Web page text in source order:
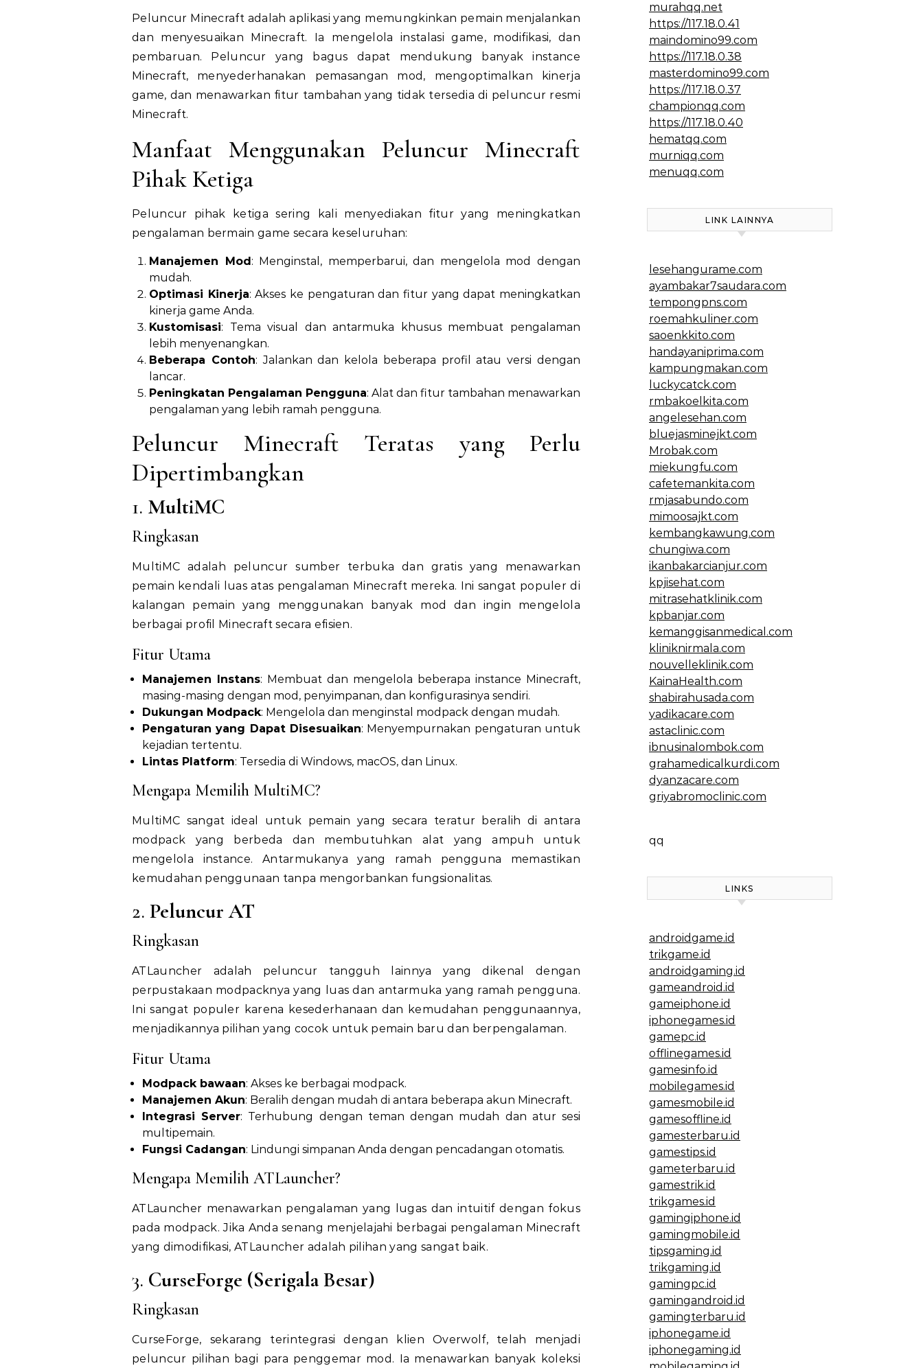
Peluncur Minecraft adalah aplikasi yang memungkinkan pemain menjalankan
dan menyesuaikan Minecraft. Ia mengelola instalasi game, modifikasi, dan
pembaruan. Peluncur yang bagus dapat mendukung banyak instance
Minecraft, menyederhanakan pemasangan mod, mengoptimalkan kinerja
game, dan menawarkan fitur tambahan yang tidak tersedia di peluncur resmi
Minecraft.
Manfaat Menggunakan Peluncur Minecraft
Pihak Ketiga
Peluncur pihak ketiga sering kali menyediakan fitur yang meningkatkan
pengalaman bermain game secara keseluruhan:
Manajemen Mod: Menginstal, memperbarui, dan mengelola mod dengan
mudah.
Optimasi Kinerja: Akses ke pengaturan dan fitur yang dapat meningkatkan
kinerja game Anda.
Kustomisasi: Tema visual dan antarmuka khusus membuat pengalaman
lebih menyenangkan.
Beberapa Contoh: Jalankan dan kelola beberapa profil atau versi dengan
lancar.
Peningkatan Pengalaman Pengguna: Alat dan fitur tambahan menawarkan
pengalaman yang lebih ramah pengguna.
Peluncur Minecraft Teratas yang Perlu
Dipertimbangkan
1. MultiMC
Ringkasan
MultiMC adalah peluncur sumber terbuka dan gratis yang menawarkan
pemain kendali luas atas pengalaman Minecraft mereka. Ini sangat populer di
kalangan pemain yang menggunakan banyak mod dan ingin mengelola
berbagai profil Minecraft secara efisien.
Fitur Utama
Manajemen Instans: Membuat dan mengelola beberapa instance Minecraft,
masing-masing dengan mod, penyimpanan, dan konfigurasinya sendiri.
Dukungan Modpack: Mengelola dan menginstal modpack dengan mudah.
Pengaturan yang Dapat Disesuaikan: Menyempurnakan pengaturan untuk
kejadian tertentu.
Lintas Platform: Tersedia di Windows, macOS, dan Linux.
Mengapa Memilih MultiMC?
MultiMC sangat ideal untuk pemain yang secara teratur beralih di antara
modpack yang berbeda dan membutuhkan alat yang ampuh untuk
mengelola instance. Antarmukanya yang ramah pengguna memastikan
kemudahan penggunaan tanpa mengorbankan fungsionalitas.
2. Peluncur AT
Ringkasan
ATLauncher adalah peluncur tangguh lainnya yang dikenal dengan
perpustakaan modpacknya yang luas dan antarmuka yang ramah pengguna.
Ini sangat populer karena kesederhanaan dan kemudahan penggunaannya,
menjadikannya pilihan yang cocok untuk pemain baru dan berpengalaman.
Fitur Utama
Modpack bawaan: Akses ke berbagai modpack.
Manajemen Akun: Beralih dengan mudah di antara beberapa akun Minecraft.
Integrasi Server: Terhubung dengan teman dengan mudah dan atur sesi
multipemain.
Fungsi Cadangan: Lindungi simpanan Anda dengan pencadangan otomatis.
Mengapa Memilih ATLauncher?
ATLauncher menawarkan pengalaman yang lugas dan intuitif dengan fokus
pada modpack. Jika Anda senang menjelajahi berbagai pengalaman Minecraft
yang dimodifikasi, ATLauncher adalah pilihan yang sangat baik.
3. CurseForge (Serigala Besar)
Ringkasan
CurseForge, sekarang terintegrasi dengan klien Overwolf, telah menjadi
peluncur pilihan bagi para penggemar mod. Ia menawarkan banyak koleksi
murahqq.net
https://117.18.0.41
maindomino99.com
https://117.18.0.38
masterdomino99.com
https://117.18.0.37
championqq.com
https://117.18.0.40
hematqq.com
murniqq.com
menuqq.com
LINK LAINNYA
lesehangurame.com
ayambakar7saudara.com
tempongpns.com
roemahkuliner.com
saoenkkito.com
handayaniprima.com
kampungmakan.com
luckycatck.com
rmbakoelkita.com
angelesehan.com
bluejasminejkt.com
Mrobak.com
miekungfu.com
cafetemankita.com
rmjasabundo.com
mimoosajkt.com
kembangkawung.com
chungiwa.com
ikanbakarcianjur.com
kpjisehat.com
mitrasehatklinik.com
kpbanjar.com
kemanggisanmedical.com
kliniknirmala.com
nouvelleklinik.com
KainaHealth.com
shabirahusada.com
yadikacare.com
astaclinic.com
ibnusinalombok.com
grahamedicalkurdi.com
dyanzacare.com
griyabromoclinic.com
qq
LINKS
androidgame.id
trikgame.id
androidgaming.id
gameandroid.id
gameiphone.id
iphonegames.id
gamepc.id
offlinegames.id
gamesinfo.id
mobilegames.id
gamesmobile.id
gamesoffline.id
gamesterbaru.id
gamestips.id
gameterbaru.id
gamestrik.id
trikgames.id
gamingiphone.id
gamingmobile.id
tipsgaming.id
trikgaming.id
gamingpc.id
gamingandroid.id
gamingterbaru.id
iphonegame.id
iphonegaming.id